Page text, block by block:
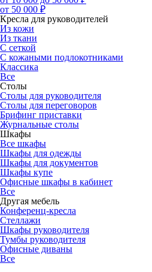
от 50 000 ₽
Кресла для руководителей
Из кожи
Из ткани
С сеткой
С кожаными подлокотниками
Классика
Все
Столы
Столы для руководителя
Столы для переговоров
Брифинг приставки
Журнальные столы
Шкафы
Все шкафы
Шкафы для одежды
Шкафы для документов
Шкафы купе
Офисные шкафы в кабинет
Все
Другая мебель
Конференц-кресла
Стеллажи
Шкафы руководителя
Тумбы руководителя
Офисные диваны
Все